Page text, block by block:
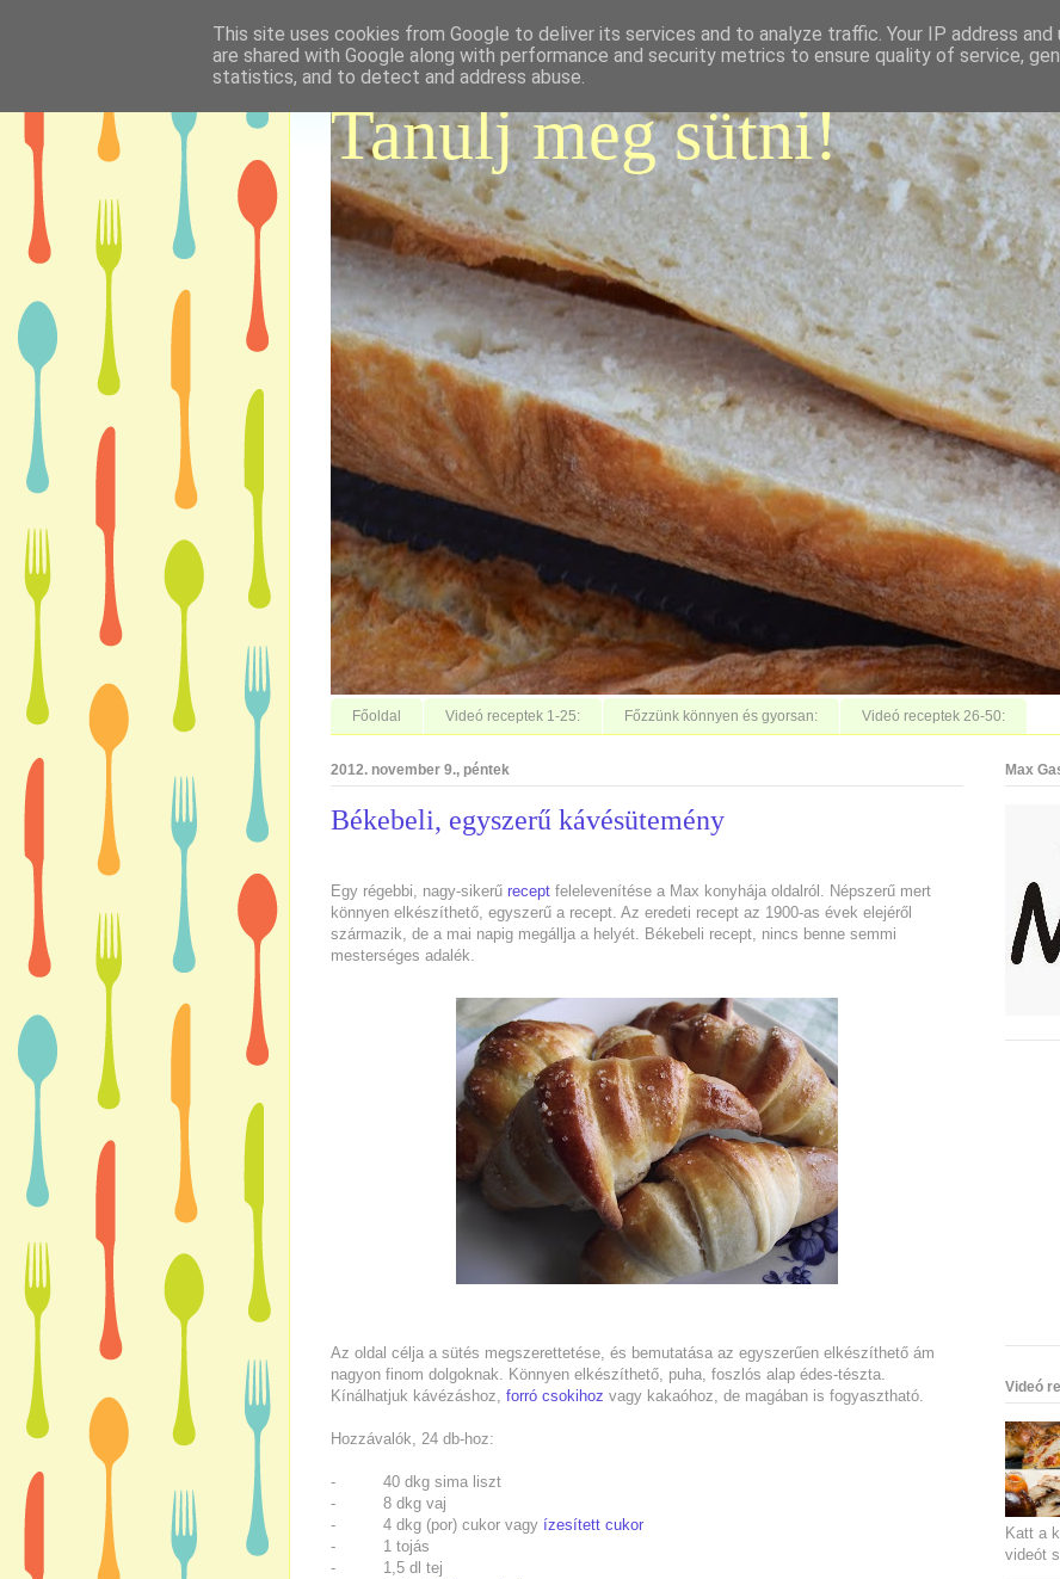
Tanulj meg sütni!
Főoldal Videó receptek 1-25: Főzzünk könnyen és gyorsan: Videó receptek 26-50:
2012. november 9., péntek
Békebeli, egyszerű kávésütemény
Egy régebbi, nagy-sikerű recept felelevenítése a Max konyhája oldalról. Népszerű mert
könnyen elkészíthető, egyszerű a recept. Az eredeti recept az 1900-as évek elejéről
származik, de a mai napig megállja a helyét. Békebeli recept, nincs benne semmi
mesterséges adalék.
Az oldal célja a sütés megszerettetése, és bemutatása az egyszerűen elkészíthető ám
nagyon finom dolgoknak. Könnyen elkészíthető, puha, foszlós alap édes-tészta.
Kínálhatjuk kávézáshoz, forró csokihoz vagy kakaóhoz, de magában is fogyasztható.
Hozzávalók, 24 db-hoz:
- 40 dkg sima liszt
- 8 dkg vaj
- 4 dkg (por) cukor vagy ízesített cukor
- 1 tojás
- 1,5 dl tej
Max
Videó
Katt a
videót
This site uses cookies from Google to deliver its services and to analyze traffic. Your IP address and
are shared with Google along with performance and security metrics to ensure quality of service,
statistics, and to detect and address abuse.